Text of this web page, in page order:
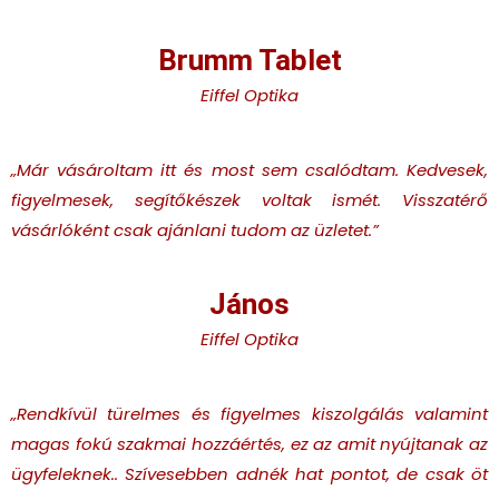
Brumm Tablet
Eiffel Optika
„Már vásároltam itt és most sem csalódtam. Kedvesek,
figyelmesek, segítőkészek voltak ismét. Visszatérő
vásárlóként csak ajánlani tudom az üzletet.”
János
Eiffel Optika
„Rendkívül türelmes és figyelmes kiszolgálás valamint
magas fokú szakmai hozzáértés, ez az amit nyújtanak az
ügyfeleknek.. Szívesebben adnék hat pontot, de csak öt